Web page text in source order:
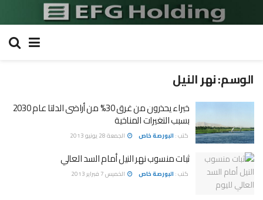
الوسم:نهر النيل
خبراء يحذرون من غرق 30% من أراضى الدلتا عام 2030
بسبب التغيرات المناخية
كتب : البورصة خاص الجمعة 28 يونيو 2013
ثبات منسوب نهر النيل أمام السد العالي
كتب : البورصة خاص الخميس 7 فبراير 2013